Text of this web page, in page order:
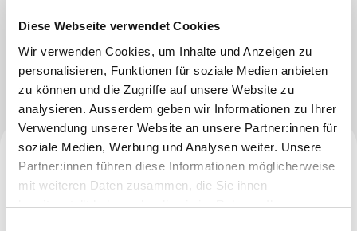
Diese Webseite verwendet Cookies
Wir verwenden Cookies, um Inhalte und Anzeigen zu
personalisieren, Funktionen für soziale Medien anbieten
zu können und die Zugriffe auf unsere Website zu
analysieren. Ausserdem geben wir Informationen zu Ihrer
Verwendung unserer Website an unsere Partner:innen für
soziale Medien, Werbung und Analysen weiter. Unsere
Partner:innen führen diese Informationen möglicherweise
mit weiteren Daten zusammen, die Sie ihnen
bereitgestellt haben oder die sie im Rahmen Ihrer
Über uns
Aktuelles
Jobs & Karriere
Kontakt
Nachricht schreiben
Beruf
Dipl. Pflegefachfrau